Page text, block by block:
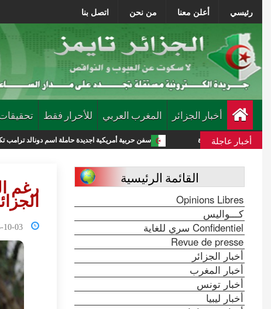
رئيسي أعلن معنا من نحن اتصل بنا
أخبار الجزائر المغرب العربي للأحرار فقط
أخبار عاجلة سفن حربية أمريكية اجديدة حاملة اسم دونالد ترامب تكلف الميزانية 275 مليار دولار جديدة
رغم
02:17:41
القائمة الرئيسية
Opinions Libres
كـــواليس
Confidentiel سري للغاية
Revue de presse
أخبار الجزائر
أخبار المغرب
أخبار تونس
أخبار ليبيا